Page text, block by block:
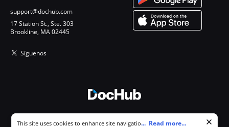
support@dochub.com
17 Station St., Ste. 303
Brookline, MA 02445
Síguenos
Cookie consent notice
This site uses cookies to enhance site navigation and personalize
... Read more...